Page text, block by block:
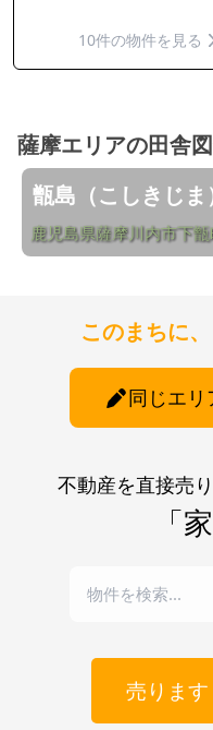
10件の物件を見る
薩摩エリアの田舎
甑島（こしきじま
鹿児島県薩摩川内市下
このまちに
同じエリ
不動産を直接売
「
売ります